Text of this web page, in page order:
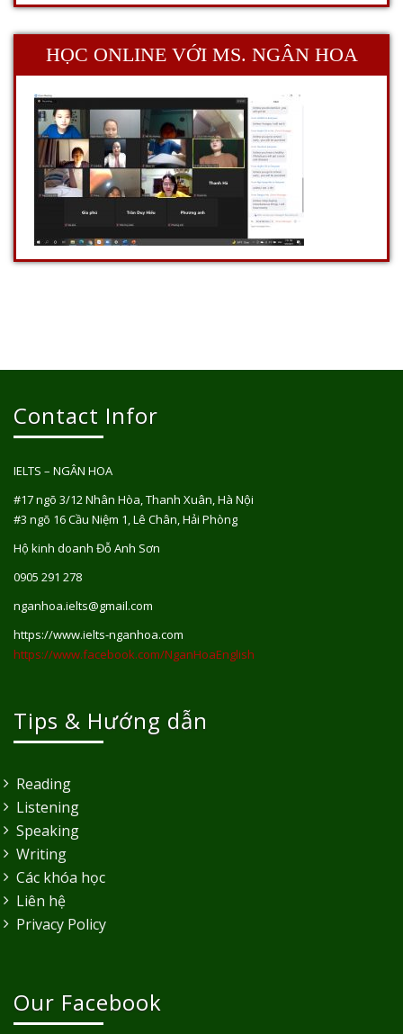
HỌC ONLINE VỚI MS. NGÂN HOA
Contact Infor
IELTS – NGÂN HOA
#17 ngõ 3/12 Nhân Hòa, Thanh Xuân, Hà Nội
#3 ngõ 16 Cầu Niệm 1, Lê Chân, Hải Phòng
Hộ kinh doanh Đỗ Anh Sơn
0905 291 278
nganhoa.ielts@gmail.com
https://www.ielts-nganhoa.com
https://www.facebook.com/NganHoaEnglish
Tips & Hướng dẫn
Reading
Listening
Speaking
Writing
Các khóa học
Liên hệ
Privacy Policy
Our Facebook